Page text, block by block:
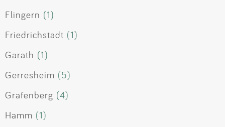
Flingern (1)
Friedrichstadt (1)
Garath (1)
Gerresheim (5)
Grafenberg (4)
Hamm (1)